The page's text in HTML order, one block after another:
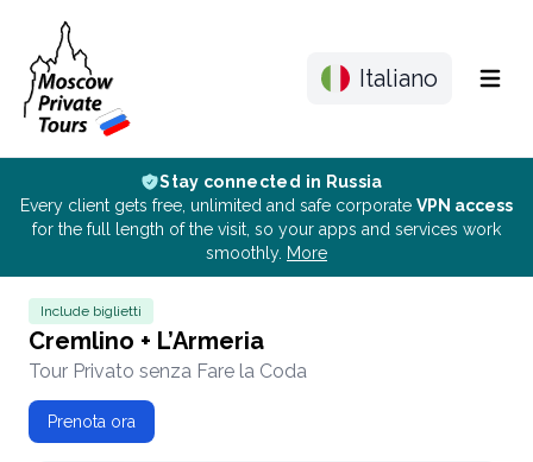
Italiano Menu
Stay connected in Russia
Every client gets free, unlimited and safe corporate VPN access
for the full length of the visit, so your apps and services work
smoothly. More
Include biglietti
Cremlino + L’Armeria
Tour Privato senza Fare la Coda
Prenota ora